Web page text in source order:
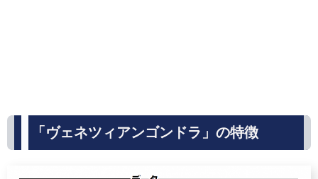
「ヴェネツィアンゴンドラ」の特徴